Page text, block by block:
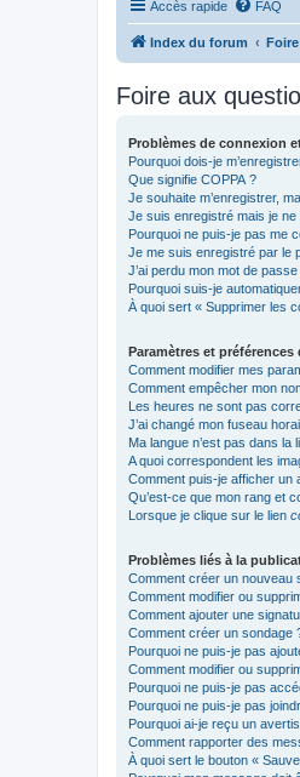
Accès rapide FAQ
Index du forum
Foire aux
Problèmes de connexion
Pourquoi dois-je
Que signifie COPPA ?
Je souhaite m’enregistrer,
Je suis enregistré mais je
Pourquoi ne puis-je pas me
Je me suis enregistré par le
J’ai perdu mon mot de passe
Pourquoi suis-je
À quoi sert « Supprimer les
Paramètres et préférences
Comment modifier mes
Comment empêcher mon
Les heures ne sont pas
J’ai changé mon fuseau
Ma langue n’est pas dans la
A quoi correspondent les
Comment puis-je afficher un
Qu’est-ce que mon rang et
Lorsque je clique sur le lien
Problèmes liés à la
Comment créer un nouveau
Comment modifier ou
Comment ajouter une
Comment créer un sondage
Pourquoi ne puis-je pas
Comment modifier ou
Pourquoi ne puis-je pas
Pourquoi ne puis-je pas
Pourquoi ai-je reçu un
Comment rapporter des
À quoi sert le bouton «